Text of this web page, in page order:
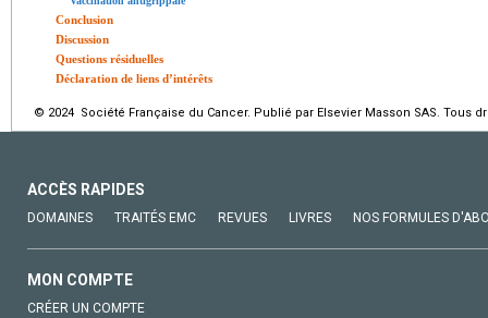
Conclusion
Discussion
Questions résiduelles
Déclaration de liens d’intérêts
© 2024 Société Française du Cancer. Publié par Elsevier Masson SAS. Tous
ACCÈS RAPIDES
DOMAINES TRAITÉS EMC REVUES LIVRES NOS FORMULES
MON COMPTE
CRÉER UN COMPTE